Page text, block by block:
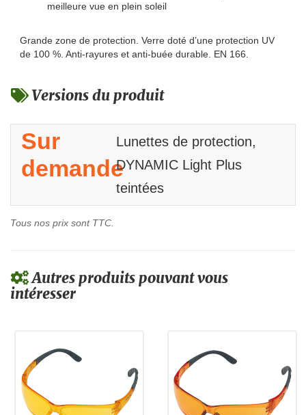
meilleure vue en plein soleil
Grande zone de protection. Verre doté d’une protection UV
de 100 %. Anti-rayures et anti-buée durable. EN 166.
Versions du produit
Sur
demande
Lunettes de protection,
DYNAMIC Light Plus
teintées
Tous nos prix sont TTC.
Autres produits pouvant vous
intéresser